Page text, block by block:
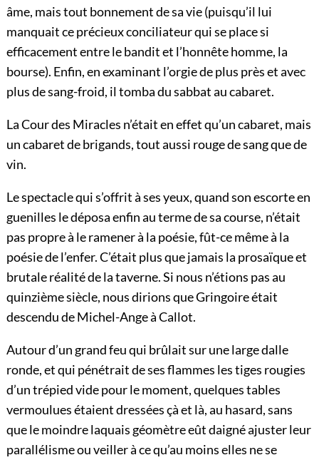
âme, mais tout bonnement de sa vie (puisqu’il lui
manquait ceprécieux conciliateur qui se place si
efficacement entre le bandit et l’honnête homme, la
bourse). Enfin, en examinant l’orgie de plus près et avec
plus de sang-froid, il tomba du sabbat au cabaret.
La Cour des Miracles n’était en effet qu’un cabaret, mais
un cabaret de brigands, tout aussi rouge de sang que de
vin.
Le spectacle qui s’offrit à ses yeux, quand son escorte en
guenilles le déposa enfin au terme de sa course, n’était
pas propre à le ramener à la poésie, fût-ce même à la
poésie de l’enfer. C’était plus que jamais la prosaïque et
brutale réalité de la taverne. Si nous n’étions pas au
quinzième siècle, nous dirions que Gringoire était
descendu de Michel-Ange à Callot.
Autour d’un grand feu qui brûlait sur une large dalle
ronde, et qui pénétrait de ses flammes les tiges rougies
d’un trépied vide pour le moment, quelques tables
vermoulues étaient dressées çà et là, au hasard, sans
que le moindre laquais géomètre eût daigné ajuster leur
parallélisme ou veiller à ce qu’au moins elles ne se